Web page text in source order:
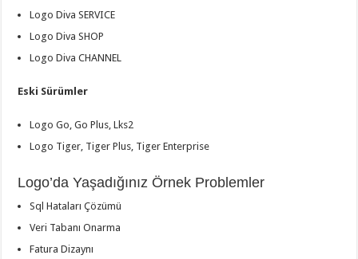
Logo Diva SERVICE
Logo Diva SHOP
Logo Diva CHANNEL
Eski Sürümler
Logo Go, Go Plus, Lks2
Logo Tiger, Tiger Plus, Tiger Enterprise
Logo’da Yaşadığınız Örnek Problemler
Sql Hataları Çözümü
Veri Tabanı Onarma
Fatura Dizaynı